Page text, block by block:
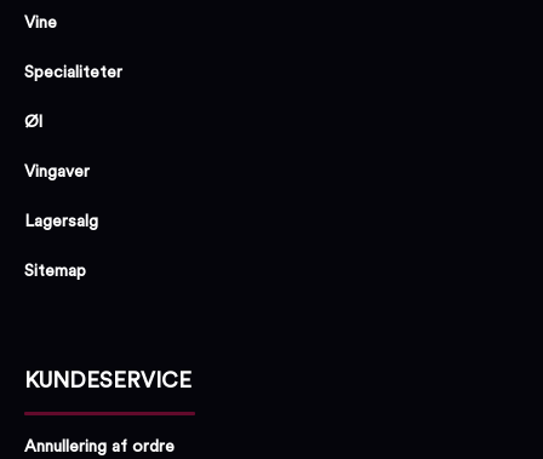
Vine
Specialiteter
Øl
Vingaver
Lagersalg
Sitemap
KUNDESERVICE
Annullering af ordre